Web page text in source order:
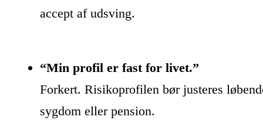
accept af udsving.
“Min profil er fast for livet.”
Forkert. Risikoprofilen bør justeres
sygdom eller pension.